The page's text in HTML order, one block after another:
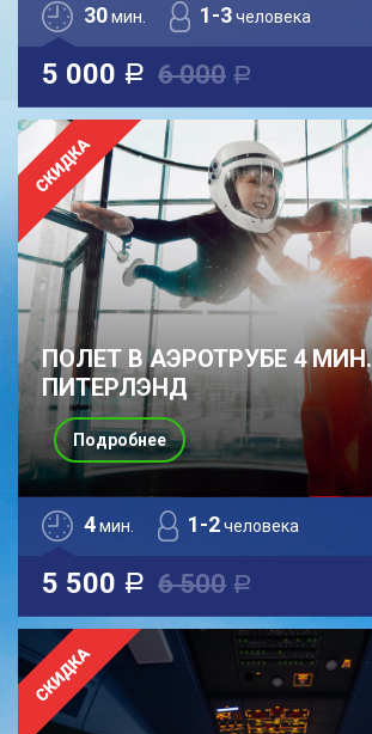
30мин. 1-3человека
5 000 a 6 000 a
ПОЛЕТ В АЭРОТРУБЕ 4 МИН.
ПИТЕРЛЭНД
4мин. 1-2человека
5 500 a 6 500 a
Подробнее